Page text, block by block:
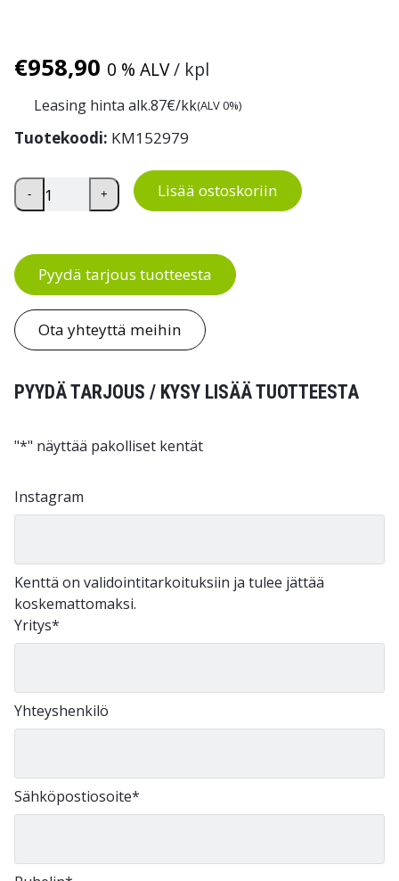
€958,90 0 % ALV/ kpl
Leasing hinta alk.87€/kk(ALV 0%)
Tuotekoodi: KM152979
Kuivausvaunu teollisuuskäyttöön määrä
- + Lisää ostoskoriin
Pyydä tarjous tuotteesta
Ota yhteyttä meihin
PYYDÄ TARJOUS / KYSY LISÄÄ TUOTTEESTA
"*" näyttää pakolliset kentät
Instagram
Kenttä on validointitarkoituksiin ja tulee jättää
koskemattomaksi.
Yritys*
Yhteyshenkilö
Sähköpostiosoite*